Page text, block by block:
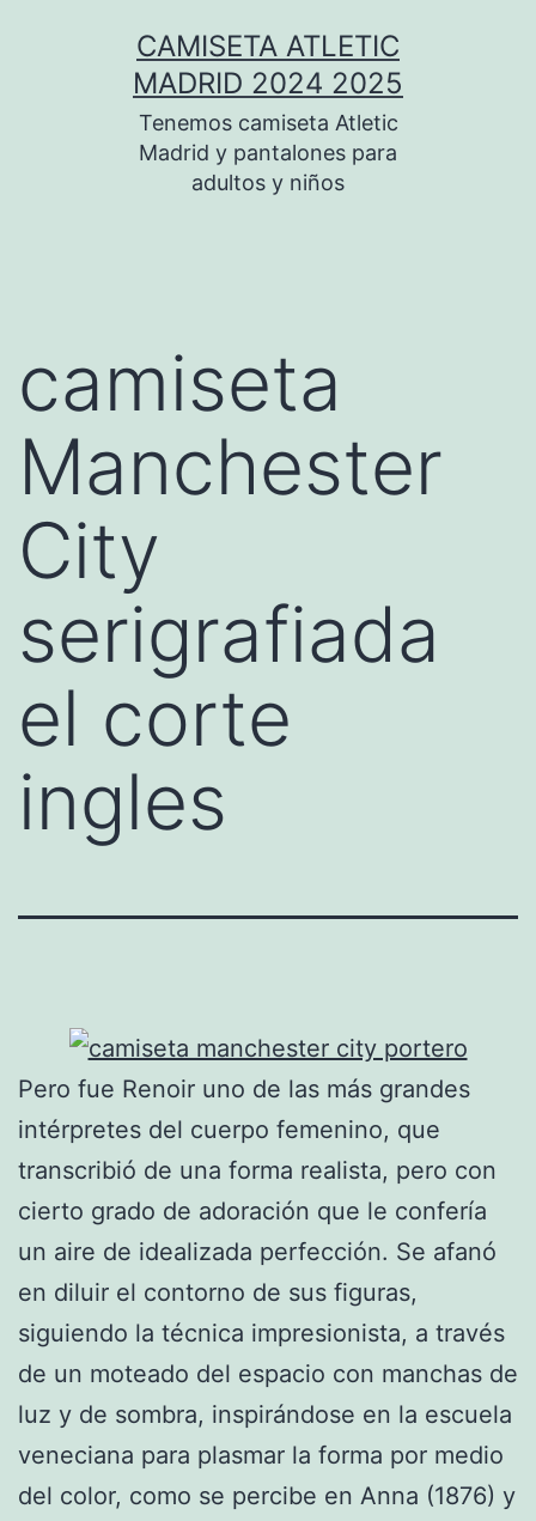
CAMISETA ATLETIC
MADRID 2024 2025
Tenemos camiseta Atletic
Madrid y pantalones para
adultos y niños
camiseta
Manchester
City
serigrafiada
el corte
ingles
Pero fue Renoir uno de las más grandes
intérpretes del cuerpo femenino, que
transcribió de una forma realista, pero con
cierto grado de adoración que le confería
un aire de idealizada perfección. Se afanó
en diluir el contorno de sus figuras,
siguiendo la técnica impresionista, a través
de un moteado del espacio con manchas de
luz y de sombra, inspirándose en la escuela
veneciana para plasmar la forma por medio
del color, como se percibe en Anna (1876) y